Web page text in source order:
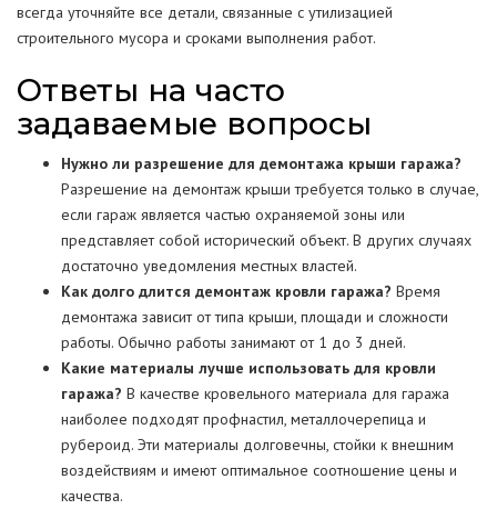
всегда уточняйте все детали, связанные с утилизацией
строительного мусора и сроками выполнения работ.
Ответы на часто
задаваемые вопросы
Нужно ли разрешение для демонтажа крыши гаража?
Разрешение на демонтаж крыши требуется только в случае,
если гараж является частью охраняемой зоны или
представляет собой исторический объект. В других случаях
достаточно уведомления местных властей.
Как долго длится демонтаж кровли гаража? Время
демонтажа зависит от типа крыши, площади и сложности
работы. Обычно работы занимают от 1 до 3 дней.
Какие материалы лучше использовать для кровли
гаража? В качестве кровельного материала для гаража
наиболее подходят профнастил, металлочерепица и
рубероид. Эти материалы долговечны, стойки к внешним
воздействиям и имеют оптимальное соотношение цены и
качества.